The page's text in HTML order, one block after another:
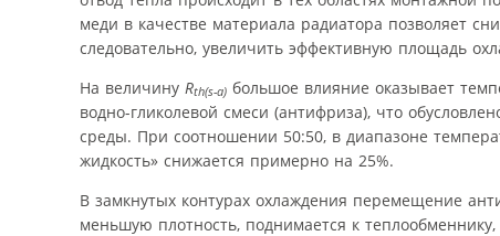
меди в качестве материала радиатора позволяет
следовательно, увеличить эффективную площадь
На величину Rth(s-a) большое влияние оказывает
водно-гликолевой смеси (антифриза), что
среды. При соотношении 50:50, в диапазоне
жидкость» снижается примерно на 25%.
В замкнутых контурах охлаждения перемещение
меньшую плотность, поднимается к